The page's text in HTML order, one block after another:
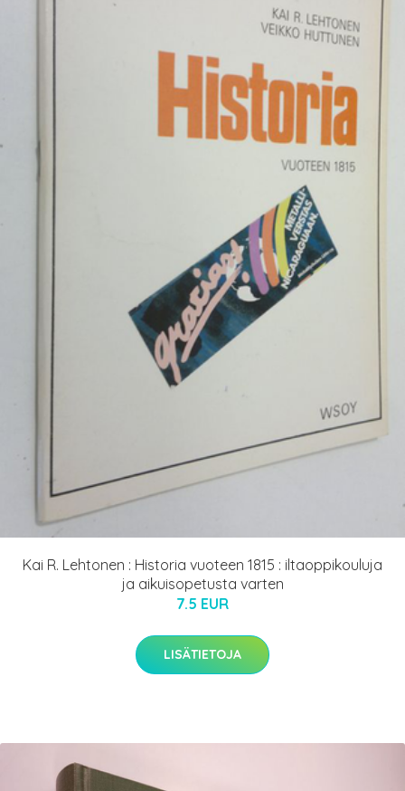
Kai R. Lehtonen : Historia vuoteen 1815 : iltaoppikouluja
ja aikuisopetusta varten
7.5 EUR
LISÄTIETOJA